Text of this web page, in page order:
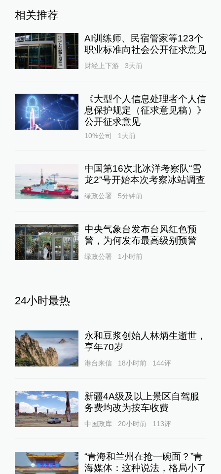
相关推荐
AI训练师、民宿管家等123个
职业标准向社会公开征求意见
财经上下游 3天前
《大型个人信息处理者个人信
息保护规定（征求意见稿）》
公开征求意见
10%公司 1天前
中国第16次北冰洋考察队“雪
龙2”号开始本次考察冰站调查
绿政公署 5分钟前
中央气象台发布台风红色预
警，为何发布最高级别预警
绿政公署 1小时前
24小时最热
永和豆浆创始人林炳生逝世，
享年70岁
港台来信 18小时前 144评
新疆4A级及以上景区自驾服
务费均改为按车收费
中国政库 20小时前 113评
“青海和兰州在抢一碗面？”青
海媒体：这种说法，格局小了